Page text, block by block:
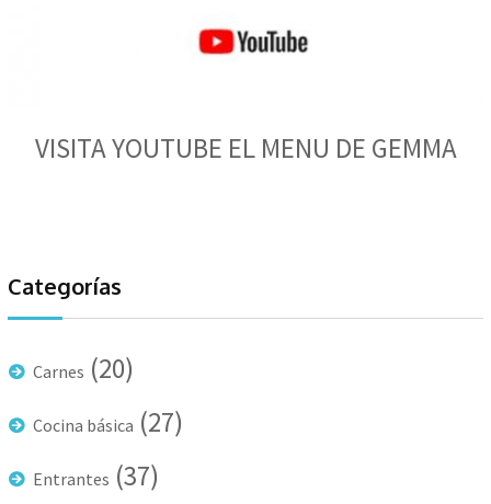
VISITA YOUTUBE EL MENU DE GEMMA
Categorías
Carnes (20)
Cocina básica (27)
Entrantes (37)